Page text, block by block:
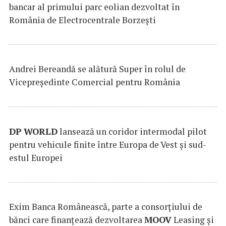
bancar al primului parc eolian dezvoltat în
România de Electrocentrale Borzești
Andrei Bereandă se alătură Super în rolul de
Vicepreședinte Comercial pentru România
DP WORLDlansează un coridor intermodal pilot
pentru vehicule finite între Europa de Vest și sud-
estul Europei
Exim Banca Românească, parte a consorțiului de
bănci care finanțează dezvoltareaMOOVLeasing și